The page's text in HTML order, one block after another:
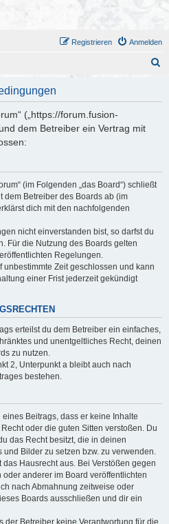
Anmelden
Registrieren
(„https://forum.fusion-
dem Betreiber ein Vertrag mit
(im Folgenden „das Board“) schließt
dem Betreiber des Boards ab (im
dich mit den nachfolgenden
nicht einverstanden bist, so darfst du
Für die Nutzung des Boards gelten
Regelungen.
unbestimmte Zeit geschlossen und kann
einer Frist jederzeit gekündigt
erteilst du dem Betreiber ein einfaches,
und unentgeltliches Recht, deinen
zu nutzen.
2, Unterpunkt a bleibt auch nach
bestehen.
Beitrags, dass er keine Inhalte
oder die guten Sitten verstoßen. Du
das Recht besitzt, die in deinen
Bilder zu setzen bzw. zu verwenden.
Hausrecht aus. Bei Verstößen gegen
anderer im Board veröffentlichten
nach Abmahnung zeitweise oder
Boards ausschließen und dir ein
der Betreiber keine Verantwortung für die